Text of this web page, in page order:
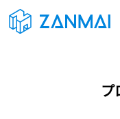
プ